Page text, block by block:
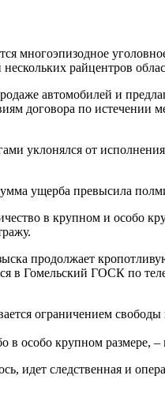
многоэпизодное
райцентров
автомобилей и
договора по истечении
уклонялся от
ущерба превысила
в крупном и особо
продолжает
в Гомельский ГОСК по
ограничением
особо крупном размере,
идет следственная и